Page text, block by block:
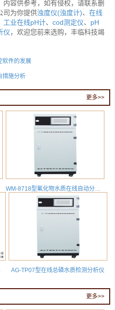
容供参考，如有侵权，请联系删
司为你提供浊度仪(浊度计)、 在线
工业在线pH计、 cod测定仪、 pH
仪，欢迎您前来选购，丰临科技竭
软件的发展
措施分析
更多>>
WM-8718型氟化物水质在线自动分析仪
试仪 AG-TP07型在线总磷水质检测分析仪
更多>>